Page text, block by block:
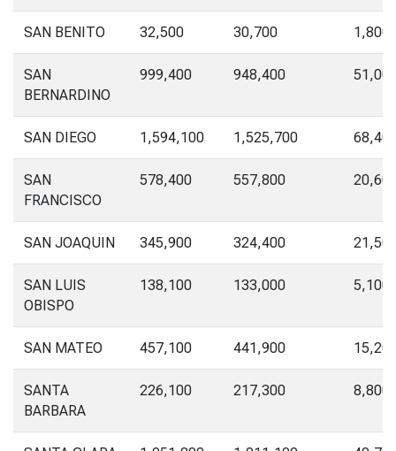
SAN BENITO 32,500 30,700 1,800
SAN
BERNARDINO
999,400 948,400
SAN DIEGO 1,594,100 1,525,700
SAN
FRANCISCO
578,400 557,800
SAN JOAQUIN 345,900 324,400
SAN LUIS
OBISPO
138,100 133,000 5,100
SAN MATEO 457,100 441,900
SANTA
BARBARA
226,100 217,300 8,800